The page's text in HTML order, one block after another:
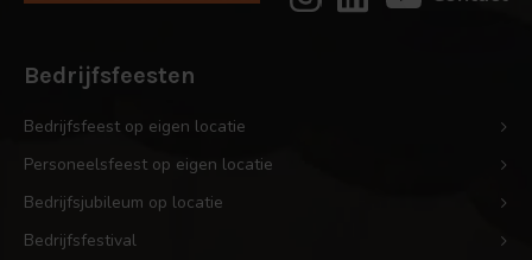
Bedrijfsfeesten
Bedrijfsfeest op eigen locatie
Personeelsfeest op eigen locatie
Bedrijfsjubileum op locatie
Bedrijfsfestival